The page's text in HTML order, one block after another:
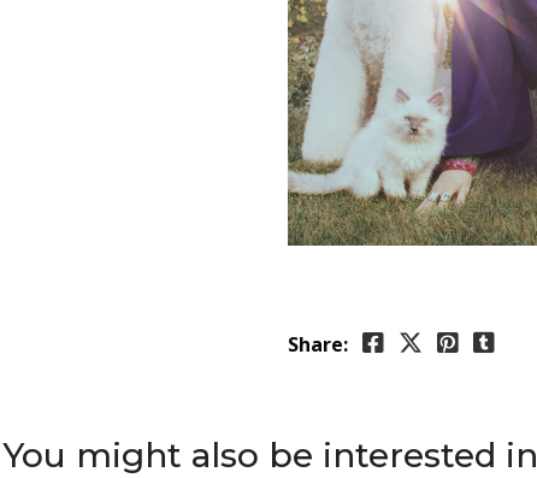
Share:
You might also be interested in